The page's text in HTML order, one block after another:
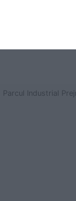
Industrial